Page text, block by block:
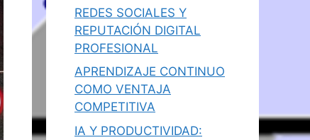
REDES SOCIALES Y
REPUTACIÓN DIGITAL
PROFESIONAL
APRENDIZAJE CONTINUO
COMO VENTAJA
COMPETITIVA
IA Y PRODUCTIVIDAD: